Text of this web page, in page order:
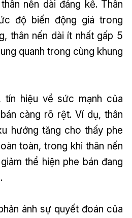
nến dài đáng kể. Thân
độ biến động giá trong
thân nến dài ít nhất gấp 5
quanh trong cùng khung
tín hiệu về sức mạnh của
càng rõ rệt. Ví dụ, thân
hướng tăng cho thấy phe
toàn, trong khi thân nến
thể hiện phe bán đang
ánh sự quyết đoán của